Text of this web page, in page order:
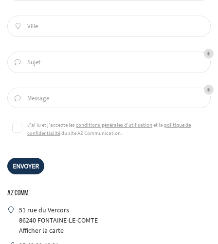
Accueil
– Grand format
Impression
publicitaire
réalisations
Actualités
Contact
UNE QUESTION ?
 Ville
 Sujet
 Message
J'ai lu et j'accepte les conditions générales d'utilisation et la politique de
confidentialitédu siteAZ Communication.
ENVOYER
AZ COMM
51 rue du Vercors
86240 FONTAINE-LE-COMTE
Afficher la carte